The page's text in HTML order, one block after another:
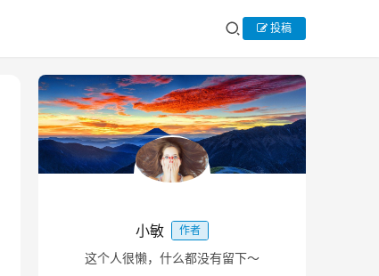
投稿
小敏 作者
这个人很懒，什么都没有留下～